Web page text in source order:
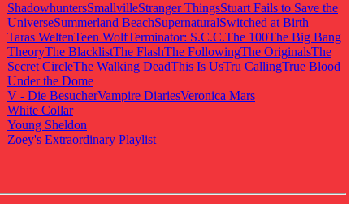
ShadowhuntersSmallvilleStranger ThingsStuart Fails to Save the
UniverseSummerland BeachSupernaturalSwitched at Birth
Taras WeltenTeen WolfTerminator: S.C.C.The 100The Big Bang
TheoryThe BlacklistThe FlashThe FollowingThe OriginalsThe
Secret CircleThe Walking DeadThis Is UsTru CallingTrue Blood
Under the Dome
V - Die BesucherVampire DiariesVeronica Mars
White Collar
Young Sheldon
Zoey's Extraordinary Playlist